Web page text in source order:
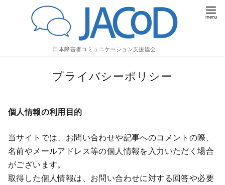
日本障害者コミュニケーション支援協会
プライバシーポリシー
個人情報の利用目的
当サイトでは、お問い合わせや記事へのコメントの際、
名前やメールアドレス等の個人情報を入力いただく場合
がございます。
取得した個人情報は、お問い合わせに対する回答や必要